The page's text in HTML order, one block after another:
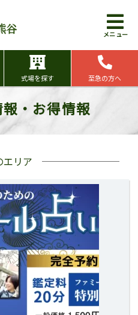
谷 メニュー
式場を探す 至急の方へ
・お得情報
エリア